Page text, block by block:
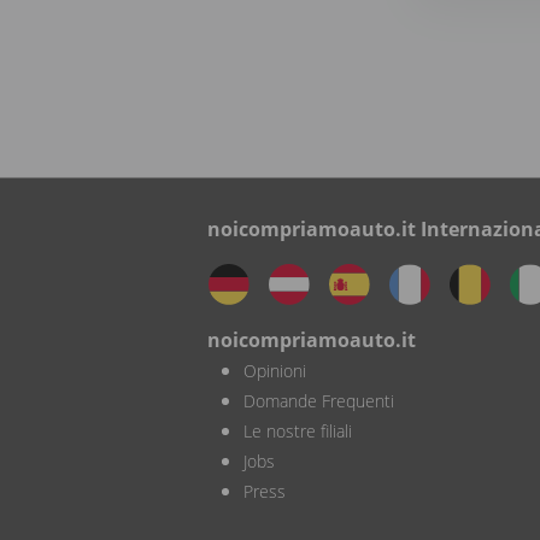
noicompriamoauto.it
noicompriamoauto.it
Opinioni
Domande Frequenti
Le nostre filiali
Jobs
Press